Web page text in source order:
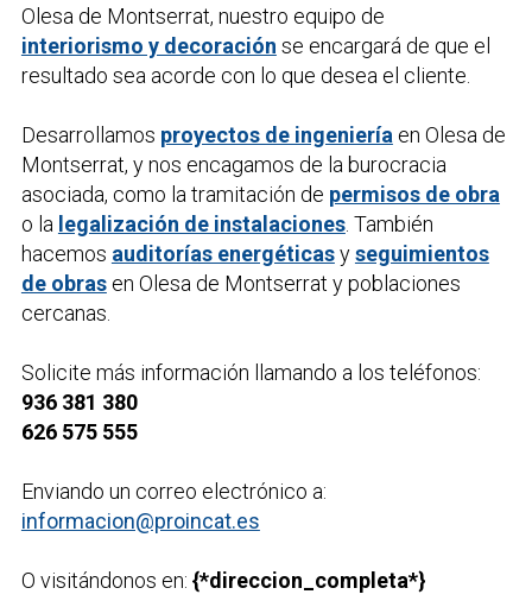
Olesa de Montserrat, nuestro equipo de
interiorismo y decoración se encargará de que el
resultado sea acorde con lo que desea el cliente.
Desarrollamos proyectos de ingeniería en Olesa de
Montserrat, y nos encagamos de la burocracia
asociada, como la tramitación de permisos de obra
o la legalización de instalaciones. También
hacemos auditorías energéticasyseguimientos
de obrasen Olesa de Montserrat y poblaciones
cercanas.
Solicite más información llamando a los teléfonos:
936 381 380
626 575 555
Enviando un correo electrónico a:
informacion@proincat.es
O visitándonos en: {*direccion_completa*}